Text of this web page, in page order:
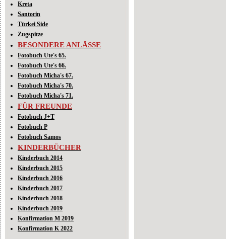
Kreta
Santorin
Türkei Side
Zugspitze
BESONDERE ANLÄSSE
Fotobuch Ute's 65.
Fotobuch Ute's 66.
Fotobuch Micha's 67.
Fotobuch Micha's 70.
Fotobuch Micha's 71.
FÜR FREUNDE
Fotobuch J+T
Fotobuch P
Fotobuch Samos
KINDERBÜCHER
Kinderbuch 2014
Kinderbuch 2015
Kinderbuch 2016
Kinderbuch 2017
Kinderbuch 2018
Kinderbuch 2019
Konfirmation M 2019
Konfirmation K 2022